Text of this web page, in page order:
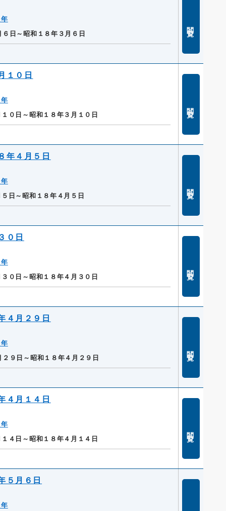
日～昭和１８年３月６日
１０日
０日～昭和１８年３月１０日
４月５日
日～昭和１８年４月５日
０日
０日～昭和１８年４月３０日
月２９日
９日～昭和１８年４月２９日
月１４日
４日～昭和１８年４月１４日
５月６日